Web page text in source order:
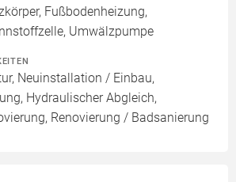
Fußbodenheizung,
Umwälzpumpe
Neuinstallation / Einbau,
Hydraulischer Abgleich,
Renovierung / Badsanierung